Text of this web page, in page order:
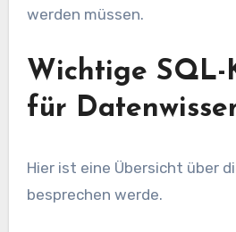
werden müssen.
Wichtige SQL-
für
Hier ist eine Übersicht über
besprechen werde.